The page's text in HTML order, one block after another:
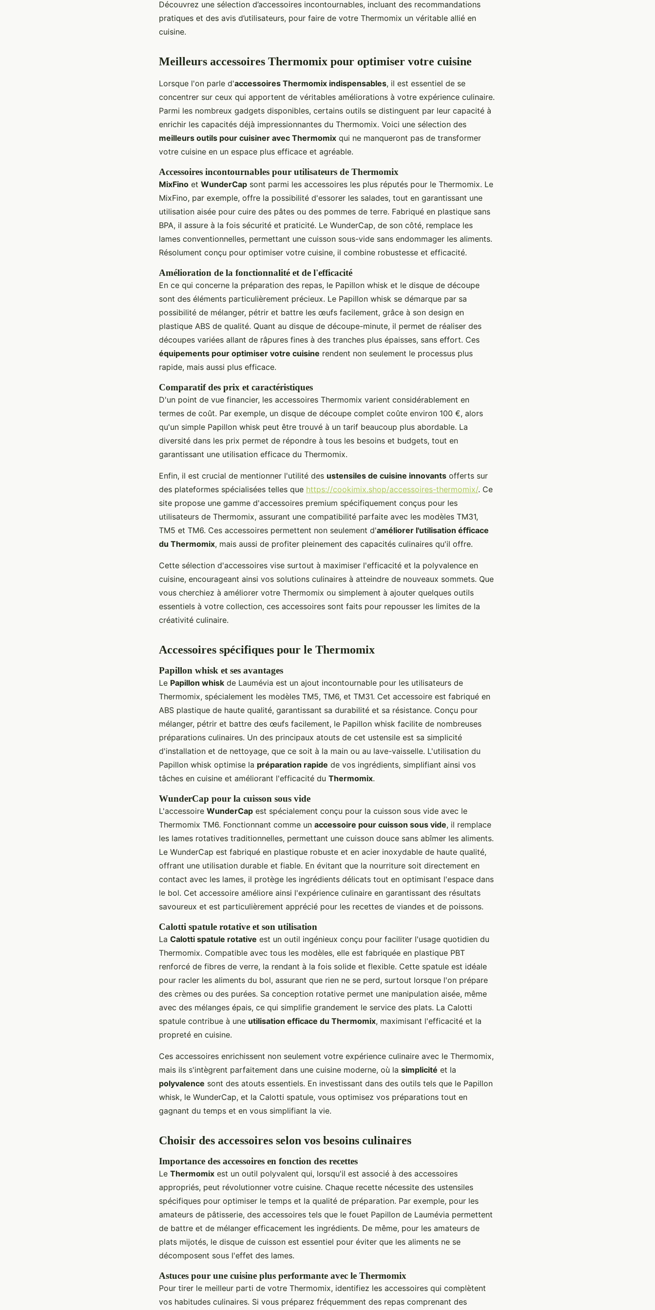
Découvrez une sélection d’accessoires incontournables, incluant des recommandations
pratiques et des avis d’utilisateurs, pour faire de votre Thermomix un véritable allié en
cuisine.
Meilleurs accessoires Thermomix pour optimiser votre cuisine
Lorsque l'on parle d'accessoires Thermomix indispensables, il est essentiel de se
concentrer sur ceux qui apportent de véritables améliorations à votre expérience culinaire.
Parmi les nombreux gadgets disponibles, certains outils se distinguent par leur capacité à
enrichir les capacités déjà impressionnantes du Thermomix. Voici une sélection des
meilleurs outils pour cuisiner avec Thermomix qui ne manqueront pas de transformer
votre cuisine en un espace plus efficace et agréable.
Accessoires incontournables pour utilisateurs de Thermomix
MixFino et WunderCap sont parmi les accessoires les plus réputés pour le Thermomix. Le
MixFino, par exemple, offre la possibilité d'essorer les salades, tout en garantissant une
utilisation aisée pour cuire des pâtes ou des pommes de terre. Fabriqué en plastique sans
BPA, il assure à la fois sécurité et praticité. Le WunderCap, de son côté, remplace les
lames conventionnelles, permettant une cuisson sous-vide sans endommager les aliments.
Résolument conçu pour optimiser votre cuisine, il combine robustesse et efficacité.
Amélioration de la fonctionnalité et de l'efficacité
En ce qui concerne la préparation des repas, le Papillon whisk et le disque de découpe
sont des éléments particulièrement précieux. Le Papillon whisk se démarque par sa
possibilité de mélanger, pétrir et battre les œufs facilement, grâce à son design en
plastique ABS de qualité. Quant au disque de découpe-minute, il permet de réaliser des
découpes variées allant de râpures fines à des tranches plus épaisses, sans effort. Ces
équipements pour optimiser votre cuisine rendent non seulement le processus plus
rapide, mais aussi plus efficace.
Comparatif des prix et caractéristiques
D'un point de vue financier, les accessoires Thermomix varient considérablement en
termes de coût. Par exemple, un disque de découpe complet coûte environ 100 €, alors
qu'un simple Papillon whisk peut être trouvé à un tarif beaucoup plus abordable. La
diversité dans les prix permet de répondre à tous les besoins et budgets, tout en
garantissant une utilisation efficace du Thermomix.
Enfin, il est crucial de mentionner l'utilité des ustensiles de cuisine innovants offerts sur
des plateformes spécialisées telles que https://cookimix.shop/accessoires-thermomix/. Ce
site propose une gamme d'accessoires premium spécifiquement conçus pour les
utilisateurs de Thermomix, assurant une compatibilité parfaite avec les modèles TM31,
TM5 et TM6. Ces accessoires permettent non seulement d'améliorer l'utilisation éfficace
du Thermomix, mais aussi de profiter pleinement des capacités culinaires qu'il offre.
Cette sélection d'accessoires vise surtout à maximiser l'efficacité et la polyvalence en
cuisine, encourageant ainsi vos solutions culinaires à atteindre de nouveaux sommets. Que
vous cherchiez à améliorer votre Thermomix ou simplement à ajouter quelques outils
essentiels à votre collection, ces accessoires sont faits pour repousser les limites de la
créativité culinaire.
Accessoires spécifiques pour le Thermomix
Papillon whisk et ses avantages
Le Papillon whisk de Laumévia est un ajout incontournable pour les utilisateurs de
Thermomix, spécialement les modèles TM5, TM6, et TM31. Cet accessoire est fabriqué en
ABS plastique de haute qualité, garantissant sa durabilité et sa résistance. Conçu pour
mélanger, pétrir et battre des œufs facilement, le Papillon whisk facilite de nombreuses
préparations culinaires. Un des principaux atouts de cet ustensile est sa simplicité
d'installation et de nettoyage, que ce soit à la main ou au lave-vaisselle. L'utilisation du
Papillon whisk optimise la préparation rapide de vos ingrédients, simplifiant ainsi vos
tâches en cuisine et améliorant l'efficacité du Thermomix.
WunderCap pour la cuisson sous vide
L'accessoire WunderCap est spécialement conçu pour la cuisson sous vide avec le
Thermomix TM6. Fonctionnant comme un accessoire pour cuisson sous vide, il remplace
les lames rotatives traditionnelles, permettant une cuisson douce sans abîmer les aliments.
Le WunderCap est fabriqué en plastique robuste et en acier inoxydable de haute qualité,
offrant une utilisation durable et fiable. En évitant que la nourriture soit directement en
contact avec les lames, il protège les ingrédients délicats tout en optimisant l'espace dans
le bol. Cet accessoire améliore ainsi l'expérience culinaire en garantissant des résultats
savoureux et est particulièrement apprécié pour les recettes de viandes et de poissons.
Calotti spatule rotative et son utilisation
La Calotti spatule rotative est un outil ingénieux conçu pour faciliter l'usage quotidien du
Thermomix. Compatible avec tous les modèles, elle est fabriquée en plastique PBT
renforcé de fibres de verre, la rendant à la fois solide et flexible. Cette spatule est idéale
pour racler les aliments du bol, assurant que rien ne se perd, surtout lorsque l'on prépare
des crèmes ou des purées. Sa conception rotative permet une manipulation aisée, même
avec des mélanges épais, ce qui simplifie grandement le service des plats. La Calotti
spatule contribue à une utilisation efficace du Thermomix, maximisant l'efficacité et la
propreté en cuisine.
Ces accessoires enrichissent non seulement votre expérience culinaire avec le Thermomix,
mais ils s'intègrent parfaitement dans une cuisine moderne, où la simplicité et la
polyvalence sont des atouts essentiels. En investissant dans des outils tels que le Papillon
whisk, le WunderCap, et la Calotti spatule, vous optimisez vos préparations tout en
gagnant du temps et en vous simplifiant la vie.
Choisir des accessoires selon vos besoins culinaires
Importance des accessoires en fonction des recettes
Le Thermomix est un outil polyvalent qui, lorsqu'il est associé à des accessoires
appropriés, peut révolutionner votre cuisine. Chaque recette nécessite des ustensiles
spécifiques pour optimiser le temps et la qualité de préparation. Par exemple, pour les
amateurs de pâtisserie, des accessoires tels que le fouet Papillon de Laumévia permettent
de battre et de mélanger efficacement les ingrédients. De même, pour les amateurs de
plats mijotés, le disque de cuisson est essentiel pour éviter que les aliments ne se
décomposent sous l'effet des lames.
Astuces pour une cuisine plus performante avec le Thermomix
Pour tirer le meilleur parti de votre Thermomix, identifiez les accessoires qui complètent
vos habitudes culinaires. Si vous préparez fréquemment des repas comprenant des